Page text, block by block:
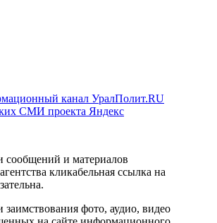
канал УралПолит.RU
СМИ проекта Яндекс
сообщений и материалов
кликабельная ссылка на
фото, аудио, видео